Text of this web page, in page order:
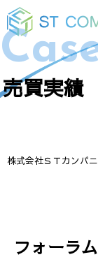
売買実績
株式会社ＳＴカンパ
フォーラ